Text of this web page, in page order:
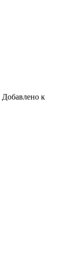
Добавлено к